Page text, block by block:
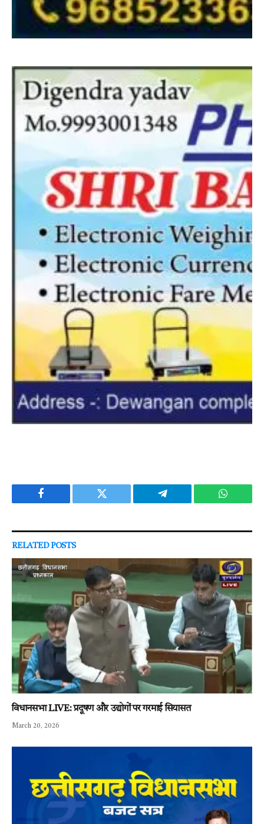
Facebook Twitter Telegram
RELATEDPOSTS
विधानसभा LIVE: प्रदूषण और उद्योगों पर गरमाई सियासत
March 20, 2026